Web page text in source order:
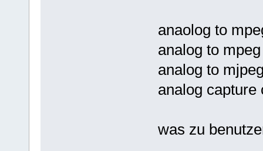
anaolog to
analog to
analog to
analog capture
was zu